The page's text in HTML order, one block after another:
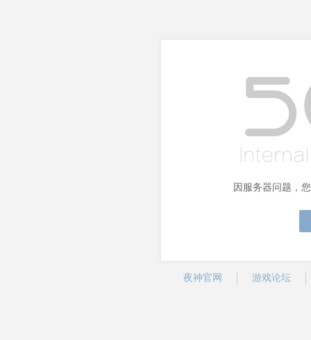
因服务器问题，
夜神官网 游戏论坛